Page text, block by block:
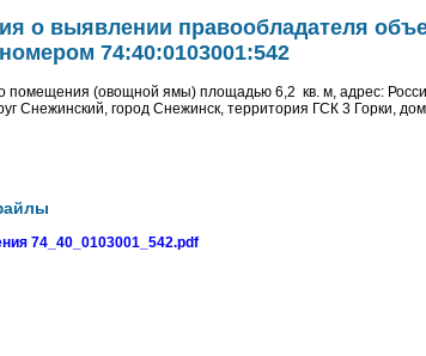
о выявлении правообладателя
74:40:0103001:542
помещения (овощной ямы) площадью 6,2 кв. м, адрес:
Снежинский, город Снежинск, территория ГСК 3 Горки,
74_40_0103001_542.pdf